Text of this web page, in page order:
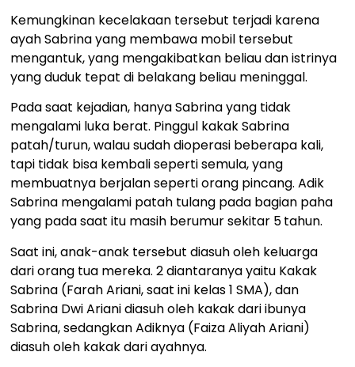
Kemungkinan kecelakaan tersebut terjadi karena
ayah Sabrina yang membawa mobil tersebut
mengantuk, yang mengakibatkan beliau dan istrinya
yang duduk tepat di belakang beliau meninggal.
Pada saat kejadian, hanya Sabrina yang tidak
mengalami luka berat. Pinggul kakak Sabrina
patah/turun, walau sudah dioperasi beberapa kali,
tapi tidak bisa kembali seperti semula, yang
membuatnya berjalan seperti orang pincang. Adik
Sabrina mengalami patah tulang pada bagian paha
yang pada saat itu masih berumur sekitar 5tahun.
Saat ini, anak-anak tersebut diasuh oleh keluarga
dari orang tua mereka. 2 diantaranya yaitu Kakak
Sabrina (Farah Ariani, saat ini kelas 1 SMA), dan
Sabrina Dwi Ariani diasuh oleh kakak dari ibunya
Sabrina, sedangkan Adiknya (Faiza Aliyah Ariani)
diasuh oleh kakak dari ayahnya.